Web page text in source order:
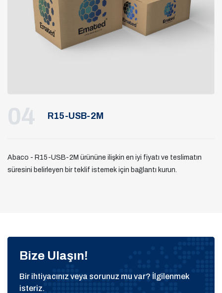
04 R15-USB-2M
Abaco - R15-USB-2M ürününe ilişkin en iyi fiyatı ve teslimatın
süresini belirleyen bir teklif istemek için bağlantı kurun.
Bize Ulaşın!
Bir ihtiyacınız veya sorunuz mu var? İlgilenmek
isteriz.